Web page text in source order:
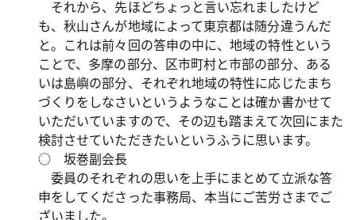
それから、先ほどちょっと言い忘れましたけど
も、秋山さんが地域によって東京都は随分違うんだ
と。これは前々回の答申の中に、地域の特性という
ことで、多摩の部分、区市町村と市部の部分、ある
いは島嶼の部分、それぞれ地域の特性に応じたまち
づくりをしなさいというようなことは確か書かせて
いただいていますので、その辺も踏まえて次回にまた
検討させていただきたいというふうに思います。
○ 坂巻副会長
委員のそれぞれの思いを上手にまとめて立派な答
申をしてくださった事務局、本当にご苦労さまでご
ざいました。